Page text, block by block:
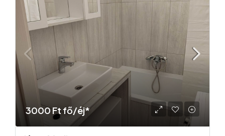
3000 Ft fő/éj*